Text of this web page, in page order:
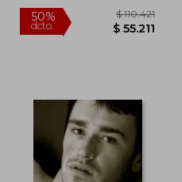
50%
dcto. $